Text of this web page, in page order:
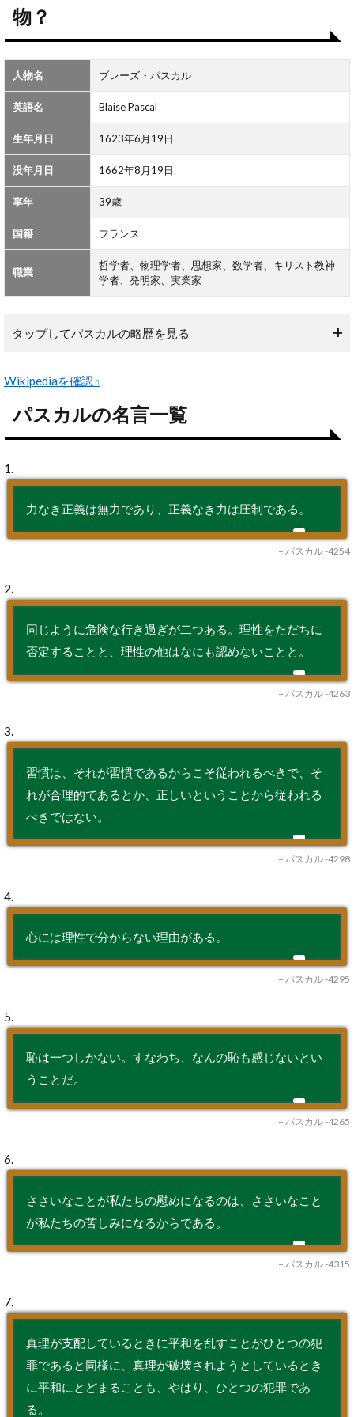
2
パ
ス
カ
ル
の
名
言
一
物？
人物名 ブレーズ・パスカル
英語名 Blaise Pascal
生年月日 1623年6月19日
没年月日 1662年8月19日
享年 39歳
国籍 フランス
職業
哲学者、物理学者、思想家、数学者、キリスト教神
学者、発明家、実業家
タップしてパスカルの略歴を見る
Wikipediaを確認
パスカルの名言一覧
1.
力なき正義は無力であり、正義なき力は圧制である。
– パスカル -4254
2.
同じように危険な行き過ぎが二つある。理性をただちに
否定することと、理性の他はなにも認めないことと。
– パスカル -4263
3.
習慣は、それが習慣であるからこそ従われるべきで、そ
れが合理的であるとか、正しいということから従われる
べきではない。
– パスカル -4298
4.
心には理性で分からない理由がある。
– パスカル -4295
5.
恥は一つしかない。すなわち、なんの恥も感じないとい
うことだ。
– パスカル -4265
6.
ささいなことが私たちの慰めになるのは、ささいなこと
が私たちの苦しみになるからである。
– パスカル -4315
7.
真理が支配しているときに平和を乱すことがひとつの犯
罪であると同様に、真理が破壊されようとしているとき
に平和にとどまることも、やはり、ひとつの犯罪であ
る。